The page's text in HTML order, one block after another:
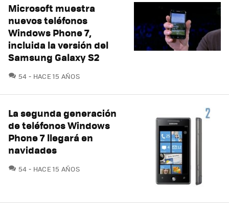
Microsoft muestra
nuevos teléfonos
Windows Phone 7,
incluida la versión del
Samsung Galaxy S2
54 COMENTARIOS
HACE 15 AÑOS
La segunda generación
de teléfonos Windows
Phone 7 llegará en
navidades
54 COMENTARIOS
HACE 15 AÑOS